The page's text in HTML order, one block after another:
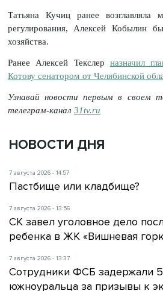
Татьяна Кучиц ранее возглавляла
регулирования, Алексей Кобылин
хозяйства.
Ранее Алексей Текслер назначил
Котову сенатором от Челябинской
Узнавай новости первым в своем
телеграм-канал 31tv.ru
НОВОСТИ ДНЯ
7 августа 2026 - 14:57
Пастбище или кладбище?
7 августа 2026 - 13:56
СК завел уголовное дело
ребенка в ЖК «Вишневая
7 августа 2026 - 13:37
Сотрудники ФСБ задержали
южноуральца за призывы к